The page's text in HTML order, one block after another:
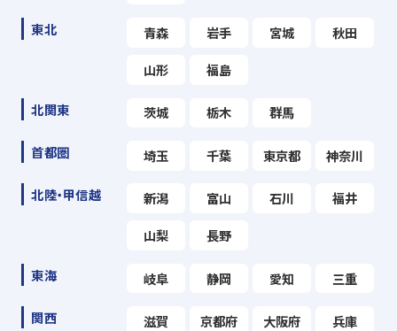
東北 青森 岩手 宮城 秋田
山形 福島
北関東 茨城 栃木 群馬
首都圏 埼玉 千葉 東京都 神奈川
北陸・甲信越 新潟 富山 石川 福井
山梨 長野
東海 岐阜 静岡 愛知 三重
関西 滋賀 京都府 大阪府 兵庫